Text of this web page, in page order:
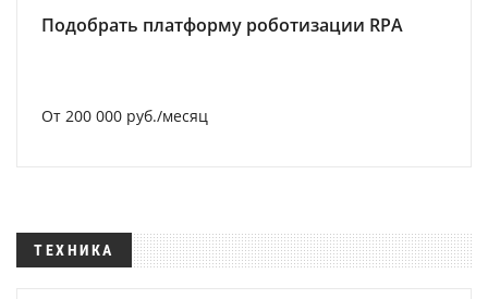
Подобрать платформу роботизации RPA
От 200 000 руб./месяц
ТЕХНИКА